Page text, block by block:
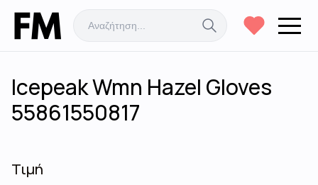
Icepeak Wmn Hazel Gloves
55861550817
Τιμή